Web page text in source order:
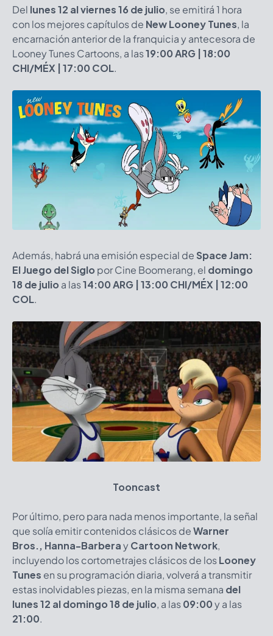
Del lunes 12 al viernes 16 de julio, se emitirá 1 hora
con los mejores capítulos de New Looney Tunes, la
encarnación anterior de la franquicia y antecesora de
Looney Tunes Cartoons, a las19:00 ARG | 18:00
CHI/MÉX | 17:00 COL.
Además, habrá una emisión especial de Space Jam:
El Juego del Siglo por Cine Boomerang, el domingo
18 de julio a las14:00 ARG | 13:00 CHI/MÉX | 12:00
COL.
Tooncast
Por último, pero para nada menos importante, la señal
que solía emitir contenidos clásicos deWarner
Bros., Hanna-BarberayCartoon Network,
incluyendo los cortometrajes clásicos de losLooney
Tunes en su programación diaria, volverá a transmitir
estas inolvidables piezas, en la misma semana del
lunes 12 al domingo 18 de julio, a las09:00y a las
21:00.